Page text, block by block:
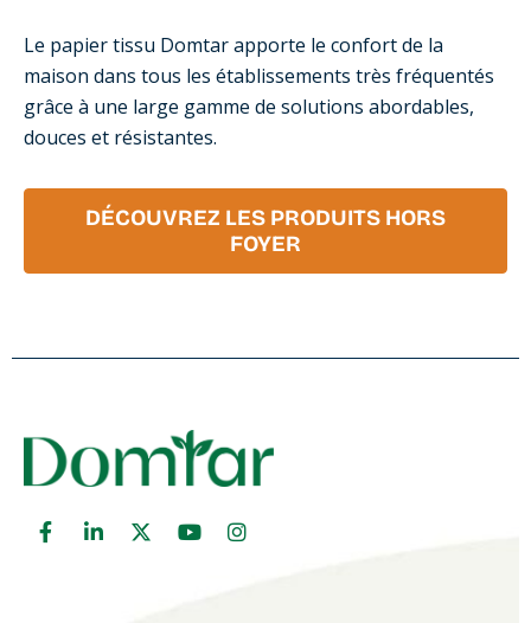
Le papier tissu Domtar apporte le confort de la
maison dans tous les établissements très fréquentés
grâce à une large gamme de solutions abordables,
douces et résistantes.
DÉCOUVREZ LES PRODUITS HORS
FOYER